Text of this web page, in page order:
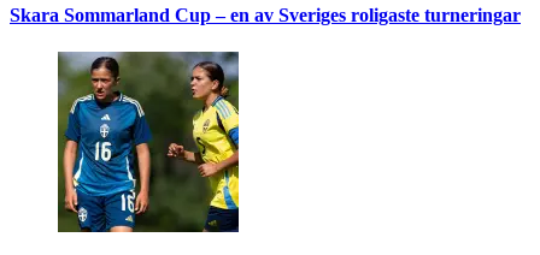
Skara Sommarland Cup – en av Sveriges roligaste turneringar